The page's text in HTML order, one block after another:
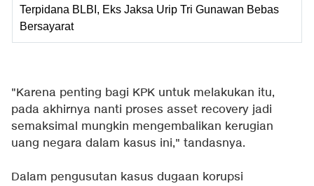
Terpidana BLBI, Eks Jaksa Urip Tri Gunawan Bebas
Bersayarat
"Karena penting bagi KPK untuk melakukan itu,
pada akhirnya nanti proses asset recovery jadi
semaksimal mungkin mengembalikan kerugian
uang negara dalam kasus ini," tandasnya.
Dalam pengusutan kasus dugaan korupsi